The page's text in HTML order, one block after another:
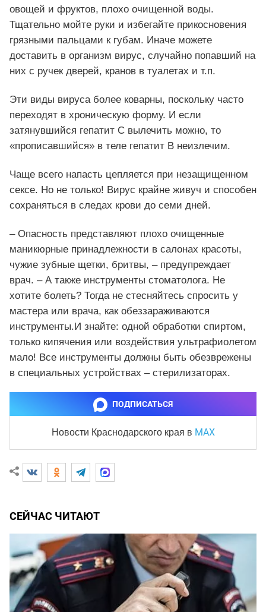
овощей и фруктов, плохо очищенной воды.
Тщательно мойте руки и избегайте прикосновения
грязными пальцами к губам. Иначе можете
доставить в организм вирус, случайно попавший на
них с ручек дверей, кранов в туалетах и т.п.
Эти виды вируса более коварны, поскольку часто
переходят в хроническую форму. И если
затянувшийся гепатит С вылечить можно, то
«прописавшийся» в теле гепатит В неизлечим.
Чаще всего напасть цепляется при незащищенном
сексе. Но не только! Вирус крайне живуч и способен
сохраняться в следах крови до семи дней.
– Опасность представляют плохо очищенные
маникюрные принадлежности в салонах красоты,
чужие зубные щетки, бритвы, – предупреждает
врач. – А также инструменты стоматолога. Не
хотите болеть? Тогда не стесняйтесь спросить у
мастера или врача, как обеззараживаются
инструменты.И знайте: одной обработки спиртом,
только кипячения или воздействия ультрафиолетом
мало! Все инструменты должны быть обезврежены
в специальных устройствах – стерилизаторах.
ПОДПИСАТЬСЯ
Новости Краснодарского края в MAX
СЕЙЧАС ЧИТАЮТ